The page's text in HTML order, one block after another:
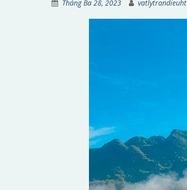
Tháng Ba 28, 2023 vatlytrandieuht